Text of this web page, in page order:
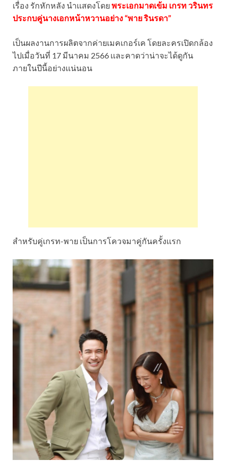
เรื่อง รักหักหลัง นำเเสดงโดย พระเอกมาดเข้ม เกรท วรินทร
ประกบคู่นางเอกหน้าหวานอย่าง “พาย​ รินรดา”
เป็นผลงานการผลิตจากค่ายเมคเกอร์เค โดยละครเปิดกล้อง
ไปเมื่อวันที่ 17 มีนาคม 2566 เเละคาดว่าน่าจะได้ดูกัน
ภายในปีนี้อย่างเเน่นอน
สำหรับคู่เกรท-พาย เป็นการโควจมาคู่กันครั้งเเรก